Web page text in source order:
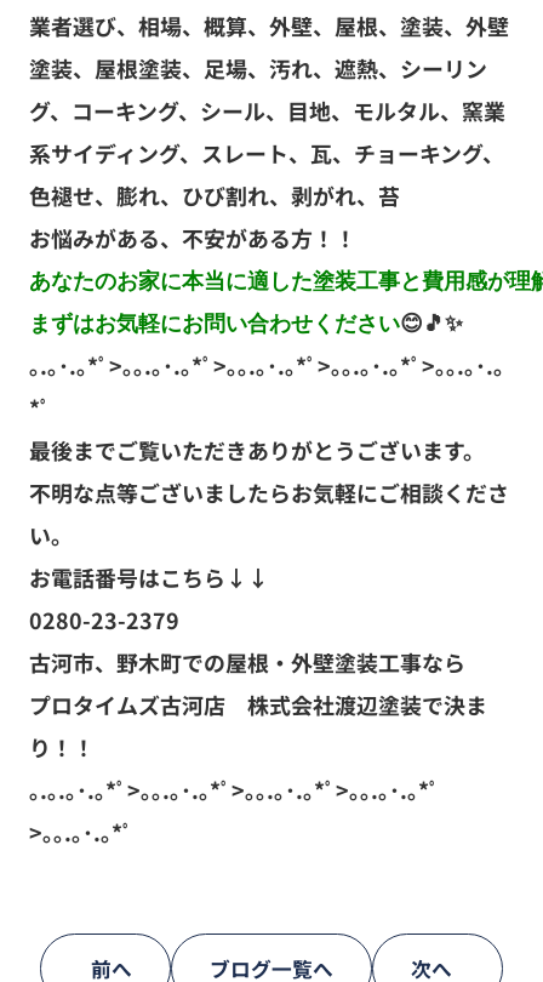
業者選び、相場、概算、外壁、屋根、塗装、外壁
塗装、屋根塗装、足場、汚れ、遮熱、シーリン
グ、コーキング、シール、目地、モルタル、窯業
系サイディング、スレート、瓦、チョーキング、
色褪せ、膨れ、ひび割れ、剥がれ、苔
お悩みがある、不安がある方！！
あなたのお家に本当に適した塗装工事と費用感が理
まずはお気軽にお問い合わせください
😊🎵✨
｡.｡･.｡*ﾟ>｡｡.｡･.｡*ﾟ>｡｡.｡･.｡*ﾟ>｡｡.｡･.｡*ﾟ>｡｡.｡･.｡
*ﾟ
最後までご覧いただきありがとうございます。
不明な点等ございましたらお気軽にご相談くださ
い。
お電話番号はこちら↓↓
0280-23-2379
古河市、野木町での屋根・外壁塗装工事なら
プロタイムズ古河店 株式会社渡辺塗装で決ま
り！！
｡.｡.｡･.｡*ﾟ>｡｡.｡･.｡*ﾟ>｡｡.｡･.｡*ﾟ>｡｡.｡･.｡*ﾟ
>｡｡.｡･.｡*ﾟ
前へ ブログ一覧へ 次へ